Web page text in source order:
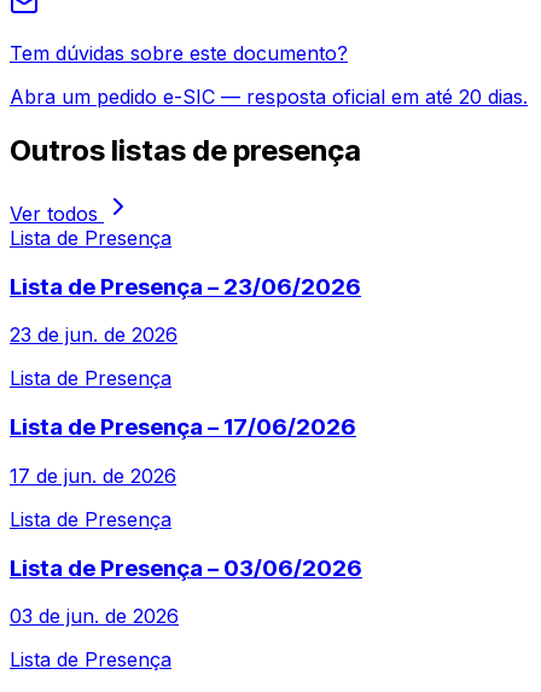
Tem dúvidas sobre este documento?
Abra um pedido e-SIC — resposta oficial em até 20 dias.
Outros listas de presença
Ver todos
Lista de Presença
Lista de Presença – 23/06/2026
23 de jun. de 2026
Lista de Presença
Lista de Presença – 17/06/2026
17 de jun. de 2026
Lista de Presença
Lista de Presença – 03/06/2026
03 de jun. de 2026
Lista de Presença